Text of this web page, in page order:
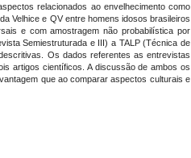
relacionados ao envelhecimento como
Velhice e QV entre homens idosos brasileiros
e com amostragem não probabilística por
Semiestruturada e III) a TALP (Técnica de
Os dados referentes as entrevistas
artigos científicos. A discussão de ambos os
que ao comparar aspectos culturais e